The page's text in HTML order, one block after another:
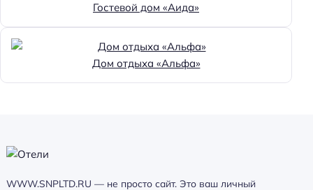
Гостевой дом «Аида»
Дом отдыха «Альфа»
WWW.SNPLTD.RU — не просто сайт. Это ваш личный